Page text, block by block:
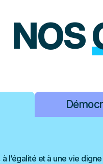
NOS
l’égalité et à une vie